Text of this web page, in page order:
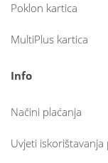
Poklon kartica
MultiPlus kartica
Info
Načini plaćanja
Uvjeti